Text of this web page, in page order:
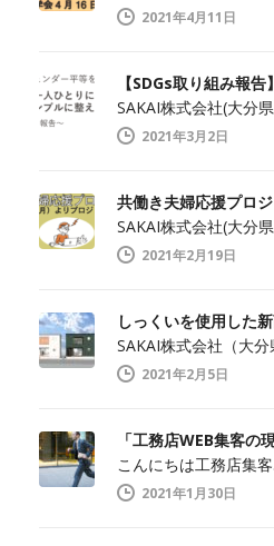
2021年4月11日
SAKAI株式会社(大分
2021年3月2日
共働き夫婦応援プロ
SAKAI株式会社(大分
2021年2月19日
SAKAI株式会社（大
2021年2月5日
こんにちは工務店集
2021年1月30日